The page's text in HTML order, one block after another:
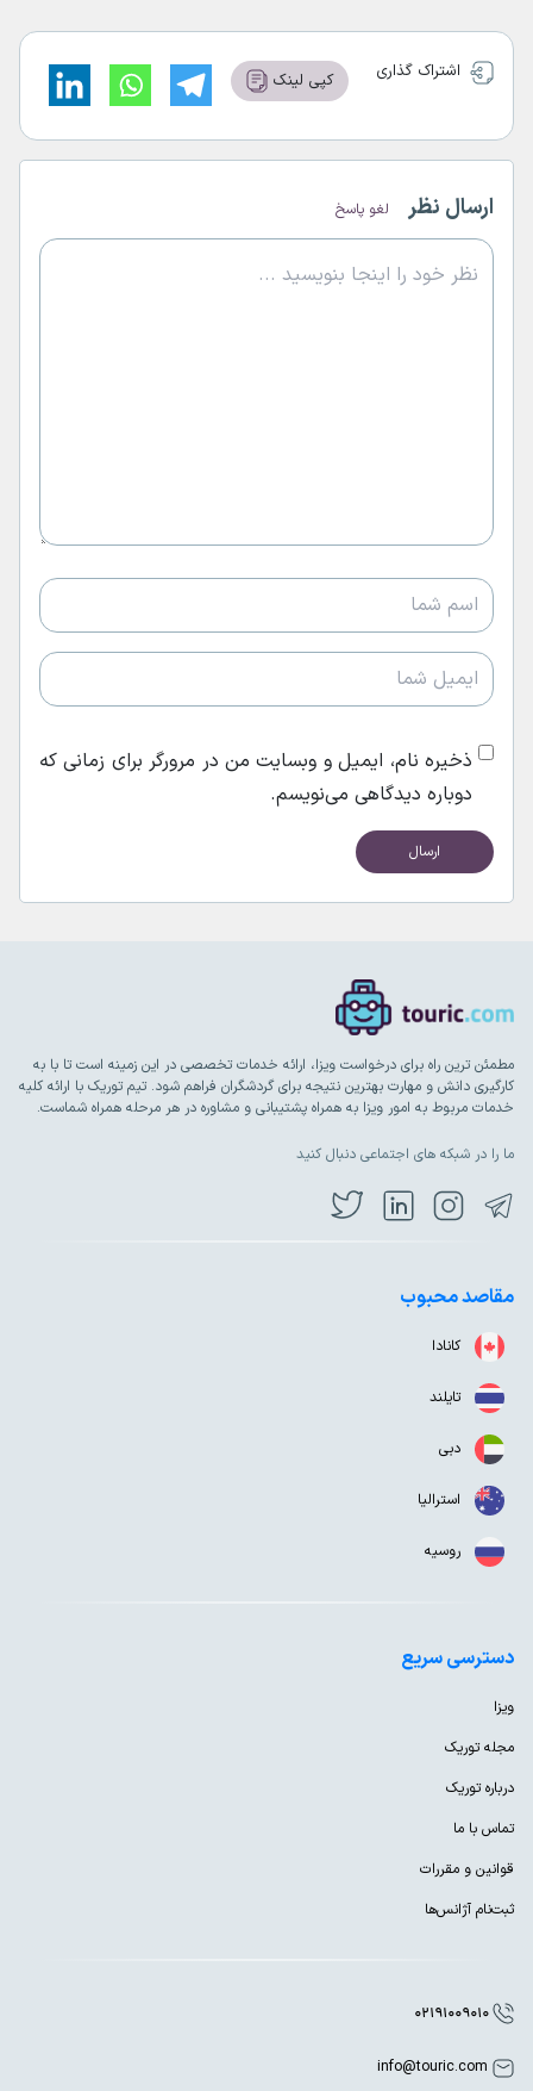
اشتراک گذاری کپی لینک
ارسال نظر لغو پاسخ
ذخیره نام، ایمیل و وبسایت من در مرورگر برای زمانی که
دوباره دیدگاهی می‌نویسم.
مطمئن ترین راه برای درخواست ویزا، ارائه خدمات تخصصی در این زمینه است تا با به
کارگیری دانش و مهارت بهترین نتیجه برای گردشگران فراهم شود. تیم توریک با ارائه کلیه
خدمات مربوط به امور ویزا به همراه پشتیبانی و مشاوره در هر مرحله همراه شماست.
ما را در شبکه های اجتماعی دنبال کنید
مقاصد محبوب
کانادا
تایلند
دبی
استرالیا
روسیه
دسترسی سریع
ویزا
مجله توریک
درباره توریک
تماس با ما
قوانین و مقررات
ثبت‌نام آژانس‌ها